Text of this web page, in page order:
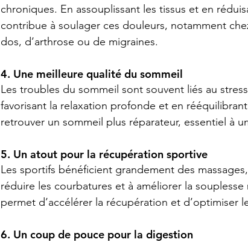
chroniques. En assouplissant les tissus et en
contribue à soulager ces douleurs, notamment
dos, d’arthrose ou de migraines.
4. Une meilleure qualité du sommeil
Les troubles du sommeil sont souvent liés au
favorisant la relaxation profonde et en
retrouver un sommeil plus réparateur, essentiel à
5. Un atout pour la récupération sportive
Les sportifs bénéficient grandement des
réduire les courbatures et à améliorer la
permet d’accélérer la récupération et d’optimiser
6. Un coup de pouce pour la digestion